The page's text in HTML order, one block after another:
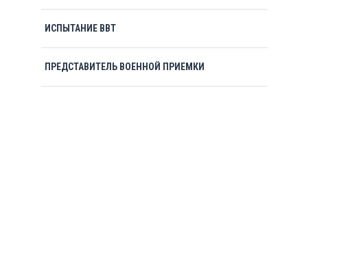
ИСПЫТАНИЕ ВВТ
ПРЕДСТАВИТЕЛЬ ВОЕННОЙ ПРИЕМКИ